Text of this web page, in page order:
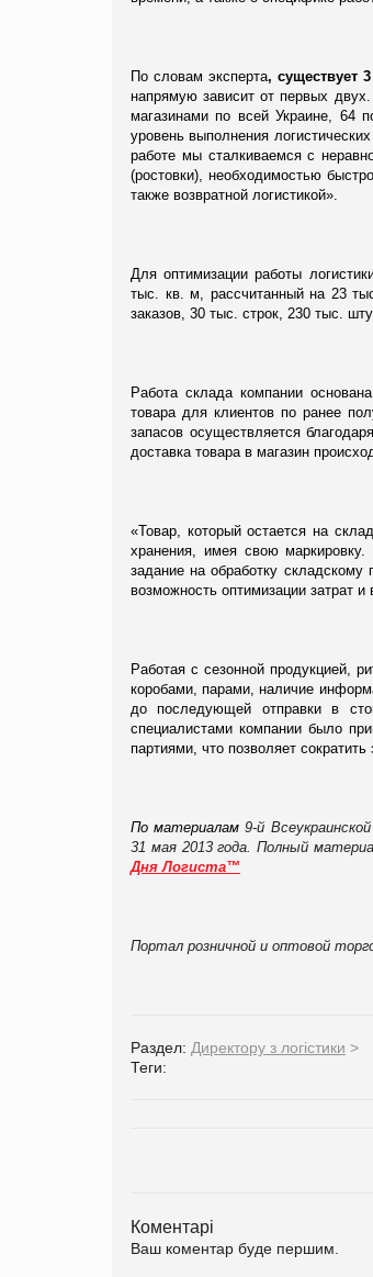
По словам эксперта, существует
напрямую зависит от первых
магазинами по всей Украине, 64
уровень выполнения
работе мы сталкиваемся с
(ростовки), необходимостью
также возвратной логистикой».
Для оптимизации работы
тыс. кв. м, рассчитанный на 23
заказов, 30 тыс. строк, 230 тыс.
Работа склада компании
товара для клиентов по ранее
запасов осуществляется
доставка товара в магазин
«Товар, который остается на
хранения, имея свою
задание на обработку
возможность оптимизации затрат
Работая с сезонной продукцией,
коробами, парами, наличие
до последующей отправки в
специалистами компании было
партиями, что позволяет
По материалам9-й
31 мая 2013 года. Полный
Дня Логиста™
Портал розничной и оптовой
Раздел: Директору з логістики >
Теги:
Коментарі
Ваш коментар буде першим.